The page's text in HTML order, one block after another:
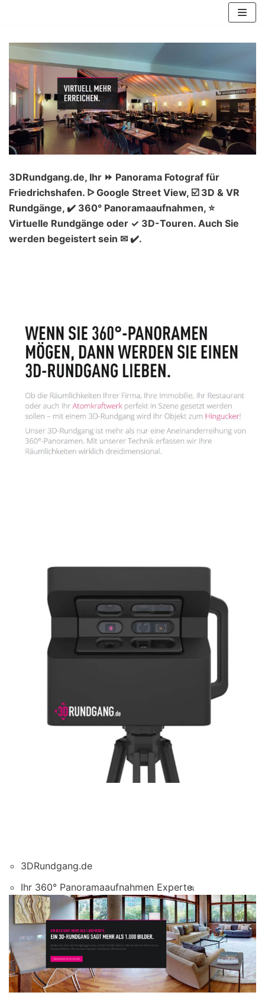
Inhalt
springen
3DRundgang.de, Ihr ⏩ Panorama Fotograf für
Friedrichshafen. ᐅ Google Street View, ☑️ 3D & VR
Rundgänge, ✔️ 360° Panoramaaufnahmen, ⭐
Virtuelle Rundgänge oder ✓ 3D-Touren. Auch Sie
werden begeistert sein ✉ ✔️.
3DRundgang.de
Ihr 360° Panoramaaufnahmen Experte.